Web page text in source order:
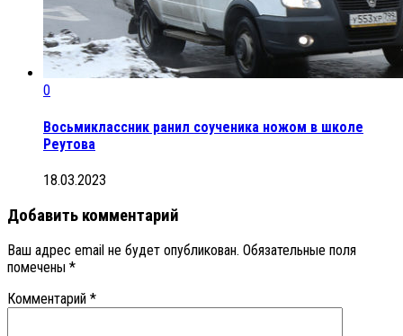
0
Восьмиклассник ранил соученика ножом в школе
Реутова
18.03.2023
Добавить комментарий
Ваш адрес email не будет опубликован. Обязательные поля
помечены *
Комментарий *